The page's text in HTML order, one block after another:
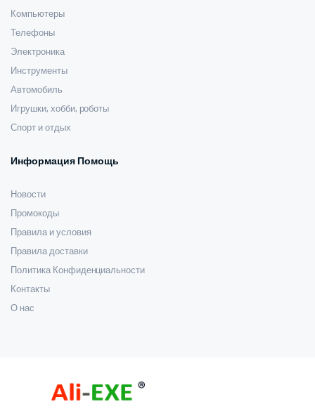
Компьютеры
Телефоны
Электроника
Инструменты
Автомобиль
Игрушки, хобби, роботы
Спорт и отдых
Информация Помощь
Новости
Промокоды
Правила и условия
Правила доставки
Политика Конфиденциальности
Контакты
О нас